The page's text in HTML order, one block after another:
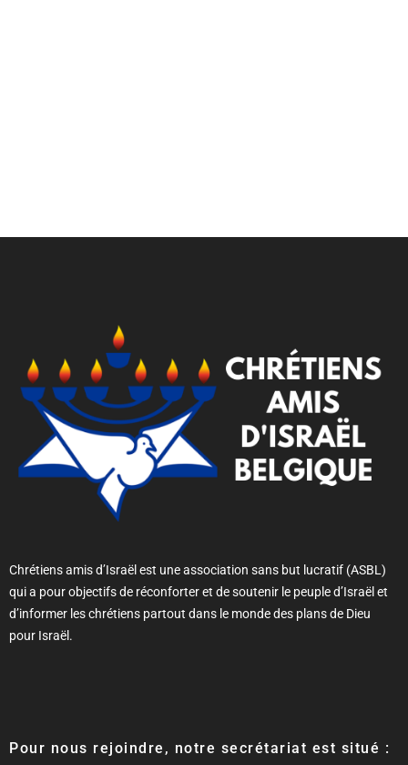
Chrétiens amis d’Israël est une association sans but lucratif (ASBL)
qui a pour objectifs de réconforter et de soutenir le peuple d’Israël et
d’informer les chrétiens partout dans le monde des plans de Dieu
pour Israël.
Pour nous rejoindre, notre secrétariat est situé :